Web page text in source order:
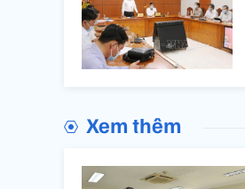
Xem thêm